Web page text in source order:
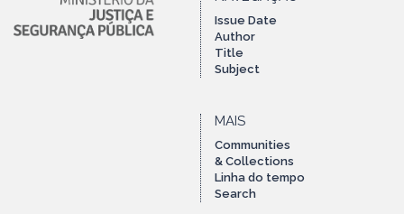
Issue Date
Author
Title
Subject
MAIS
Communities
& Collections
Linha do tempo
Search